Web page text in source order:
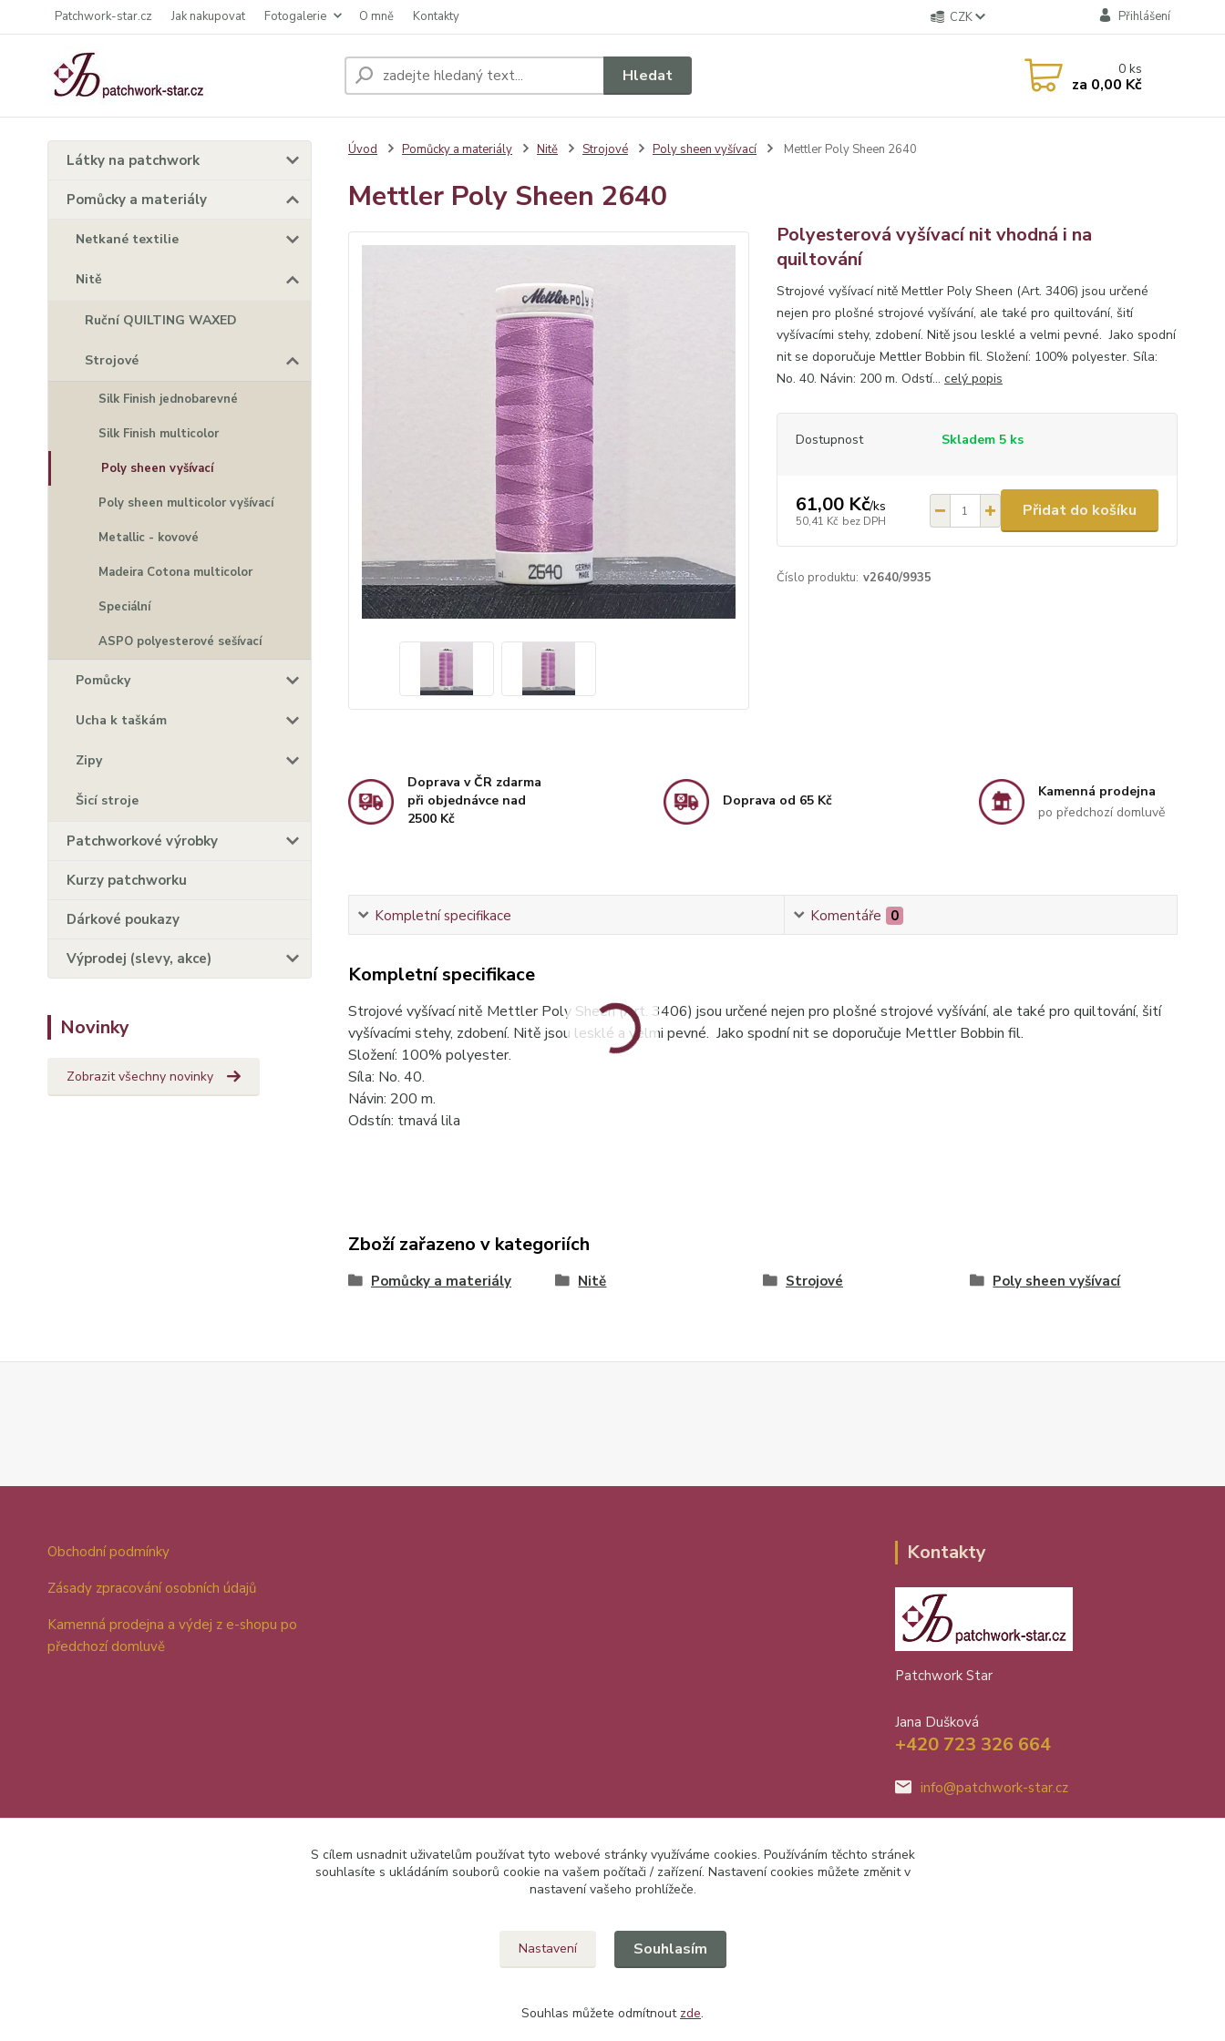
Patchwork-star.cz Jak nakupovat Fotogalerie O mně Kontakty CZK Přihlášení
Hledat 0ks
za 0,00 Kč
Látky na patchwork
Pomůcky a materiály
Netkané textilie
Nitě
Ruční QUILTING WAXED
Strojové
Silk Finish jednobarevné
Silk Finish multicolor
Poly sheen vyšívací
Poly sheen multicolor vyšívací
Metallic - kovové
Madeira Cotona multicolor
Speciální
ASPO polyesterové sešívací
Pomůcky
Ucha k taškám
Zipy
Šicí stroje
Patchworkové výrobky
Kurzy patchworku
Dárkové poukazy
Výprodej (slevy, akce)
Novinky
Zobrazit všechny novinky
Úvod Pomůcky a materiály Nitě Strojové Poly sheen vyšívací Mettler Poly Sheen 2640
Mettler Poly Sheen 2640
Polyesterová vyšívací nit vhodná i na
quiltování
Strojové vyšívací nitě Mettler Poly Sheen (Art. 3406) jsou určené
nejen pro plošné strojové vyšívání, ale také pro quiltování, šití
vyšívacími stehy, zdobení. Nitě jsou lesklé a velmi pevné. Jako spodní
nit se doporučuje Mettler Bobbin fil. Složení: 100% polyester. Síla:
No. 40. Návin: 200 m. Odstí... celý popis
Dostupnost Skladem 5 ks
61,00 Kč/ks
50,41 Kč bez DPH
Přidat do košíku
Číslo produktu: v2640/9935
Doprava v ČR zdarma
při objednávce nad
2500 Kč
Doprava od 65 Kč
Kamenná prodejna
po předchozí domluvě
Kompletní specifikace Komentáře 0
Kompletní specifikace
Strojové vyšívací nitě Mettler Poly Sheen (Art. 3406) jsou určené nejen pro plošné strojové vyšívání, ale také pro quiltování, šití
vyšívacími stehy, zdobení. Nitě jsou lesklé a velmi pevné. Jako spodní nit se doporučuje Mettler Bobbin fil.
Složení: 100% polyester.
Síla: No. 40.
Návin: 200 m.
Odstín: tmavá lila
Zboží zařazeno v kategoriích
Pomůcky a materiály Nitě Strojové Poly sheen vyšívací
Obchodní podmínky
Zásady zpracování osobních údajů
Kamenná prodejna a výdej z e-shopu po
předchozí domluvě
Kontakty
Patchwork Star
Jana Dušková
+420 723 326 664
info@patchwork-star.cz
Upravit sběr cookies.
S cílem usnadnit uživatelům používat tyto webové stránky využíváme cookies. Používáním těchto stránek
souhlasíte s ukládáním souborů cookie na vašem počítači / zařízení. Nastavení cookies můžete změnit v
nastavení vašeho prohlížeče.
Nastavení Souhlasím
Souhlas můžete odmítnout zde.